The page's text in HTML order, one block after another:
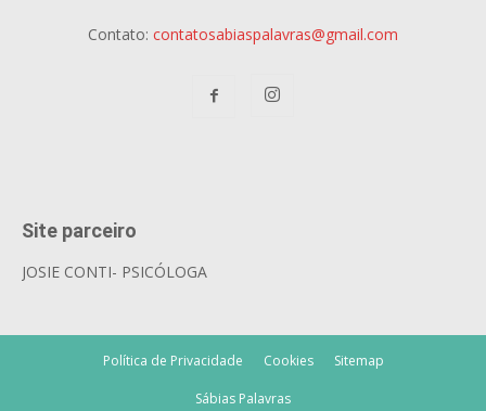
Contato: contatosabiaspalavras@gmail.com
Site parceiro
JOSIE CONTI- PSICÓLOGA
Política de Privacidade Cookies Sitemap
Sábias Palavras